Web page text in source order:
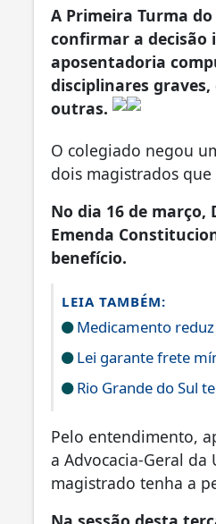
A Primeira Turma
confirmar a decisão
aposentadoria
disciplinares
outras.
O colegiado negou
dois magistrados
No dia 16 de
Emenda
benefício.
LEIA TAMBÉM:
Medicamento reduz
Lei garante frete
Rio Grande do Sul
Pelo entendimento,
a Advocacia-Geral
magistrado tenha a